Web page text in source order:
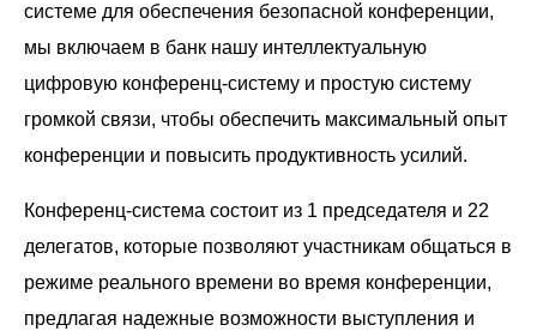
системе для обеспечения безопасной конференции,
мы включаем в банк нашу интеллектуальную
цифровую конференц-систему и простую систему
громкой связи, чтобы обеспечить максимальный опыт
конференции и повысить продуктивность усилий.
Конференц-система состоит из 1 председателя и 22
делегатов, которые позволяют участникам общаться в
режиме реального времени во время конференции,
предлагая надежные возможности выступления и